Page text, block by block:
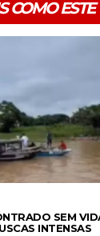
COMO ESTE
SEM
INTENSAS